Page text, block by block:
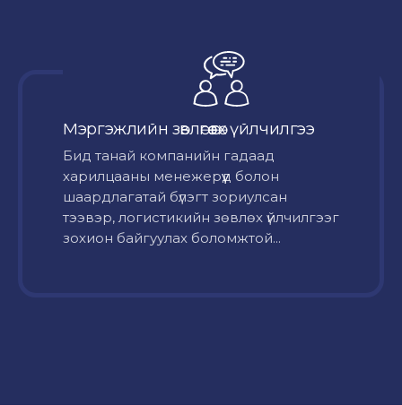
Мэргэжлийн зөвлөгөө өгөх үйлчилгээ
Бид танай компанийн гадаад
харилцааны менежерүүд болон
шаардлагатай бүлэгт зориулсан
тээвэр, логистикийн зөвлөх үйлчилгээг
зохион байгуулах боломжтой...